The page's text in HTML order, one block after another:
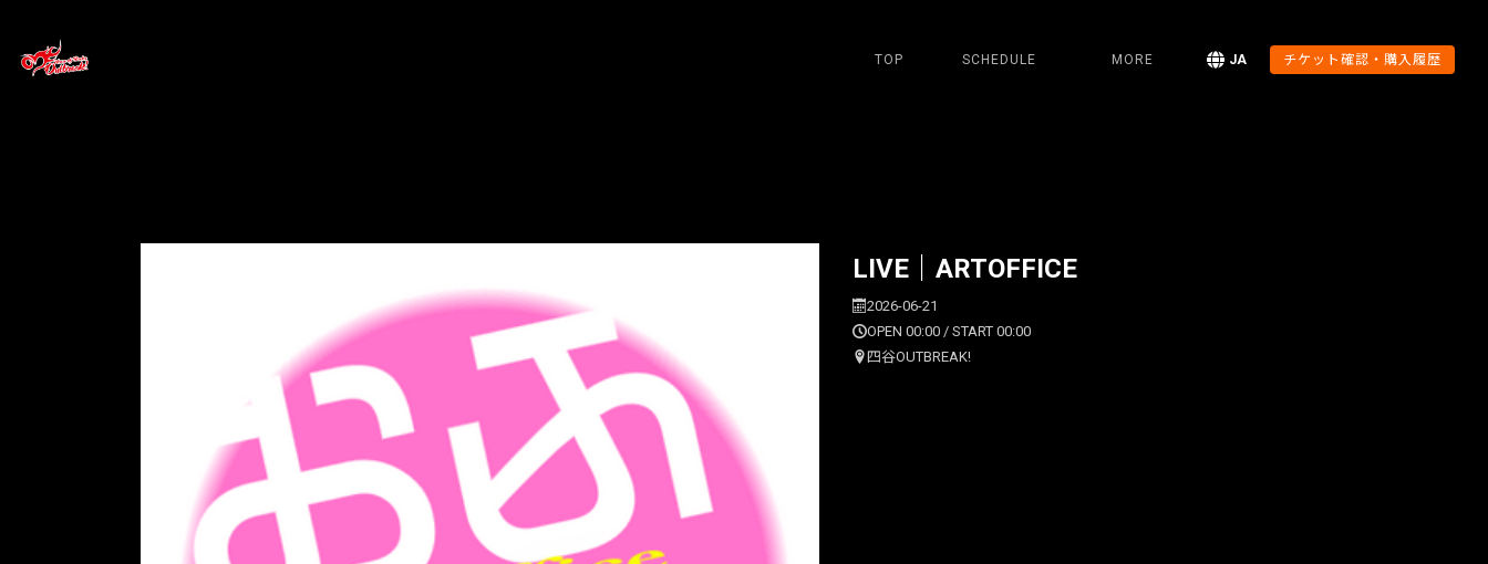
TOP SCHEDULE MORE JA チケット確認・購入履歴
LIVE｜ARTOFFICE
2026-06-21
OPEN 00:00 / START 00:00
四谷OUTBREAK!